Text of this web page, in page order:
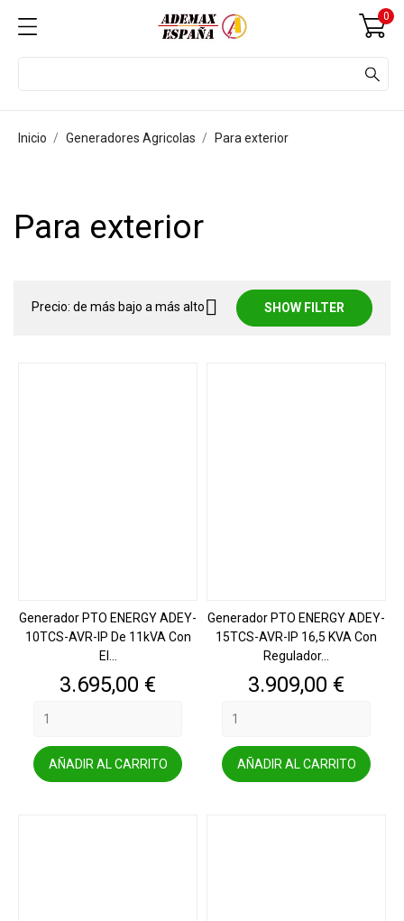
0
Inicio Generadores Agricolas Para exterior
Para exterior
Precio: de más bajo a más alto  SHOW FILTER
Generador PTO ENERGY ADEY-
10TCS-AVR-IP De 11kVA Con
El...
Precio
3.695,00 €
AÑADIR AL CARRITO
Generador PTO ENERGY ADEY-
15TCS-AVR-IP 16,5 KVA Con
Regulador...
Precio
3.909,00 €
AÑADIR AL CARRITO